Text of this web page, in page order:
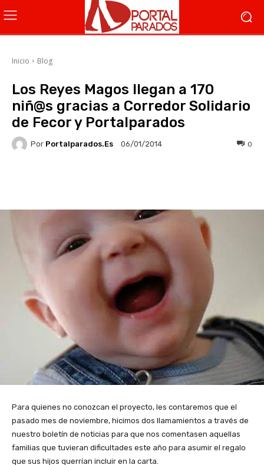
Inicio Blog
Los Reyes Magos llegan a 170
niñ@s gracias a Corredor Solidario
de Fecor y Portalparados
Por Portalparados.es 06/01/2014 0
Para quienes no conozcan el proyecto, les contaremos que el
pasado mes de noviembre, hicimos dos llamamientos a través de
nuestro boletín de noticias para que nos comentasen aquellas
familias que tuvieran dificultades este año para asumir el regalo
que sus hijos querrían incluir en la carta.